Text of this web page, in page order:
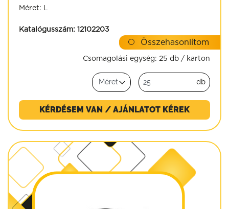
Méret: L
Katalógusszám: 12102203
Összehasonlítom
Csomagolási egység: 25 db / karton
db
KÉRDÉSEM VAN / AJÁNLATOT KÉREK